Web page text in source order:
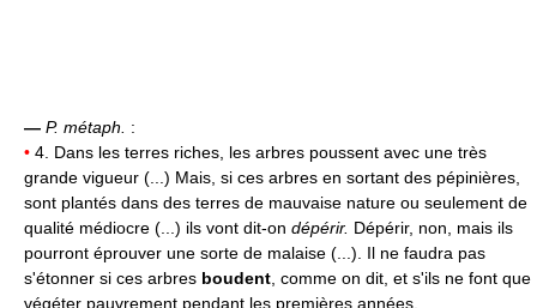
— P. métaph.
:
• 4. Dans les terres riches, les arbres poussent avec une très
grande vigueur (...) Mais, si ces arbres en sortant des pépinières,
sont plantés dans des terres de mauvaise nature ou seulement de
qualité médiocre (...) ils vont dit-on dépérir. Dépérir, non, mais ils
pourront éprouver une sorte de malaise (...). Il ne faudra pas
s'étonner si ces arbres boudent , comme on dit, et s'ils ne font que
végéter pauvrement pendant les premières années.